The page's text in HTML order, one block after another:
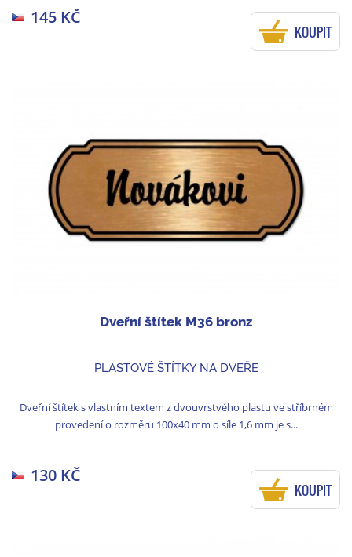
145 KČ
KOUPIT
Dveřní štítek M36 bronz
PLASTOVÉ ŠTÍTKY NA DVEŘE
Dveřní štítek s vlastním textem z dvouvrstvého plastu ve stříbrném
provedení o rozměru 100x40 mm o síle 1,6 mm je s...
130 KČ
KOUPIT